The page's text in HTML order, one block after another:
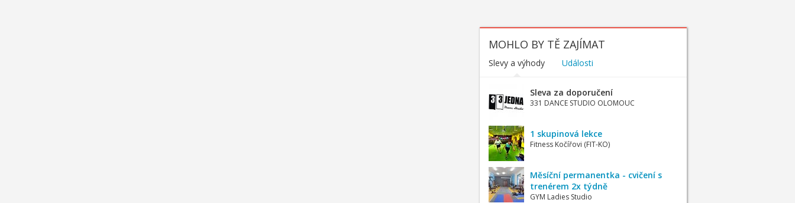
MOHLO BY TĚ ZAJÍMAT
Slevy a výhody Události
Sleva za doporučení
331 DANCE STUDIO OLOMOUC
1 skupinová lekce
Fitness Kočířovi (FIT-KO)
Měsíční permanentka - cvičení s
trenérem 2x týdně
GYM Ladies Studio